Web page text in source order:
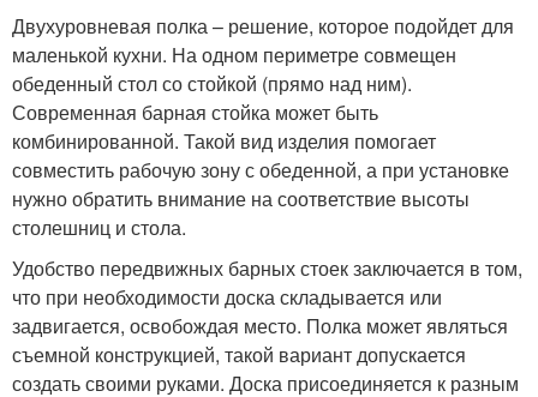
Двухуровневая полка – решение, которое подойдет для
маленькой кухни. На одном периметре совмещен
обеденный стол со стойкой (прямо над ним).
Современная барная стойка может быть
комбинированной. Такой вид изделия помогает
совместить рабочую зону с обеденной, а при установке
нужно обратить внимание на соответствие высоты
столешниц и стола.
Удобство передвижных барных стоек заключается в том,
что при необходимости доска складывается или
задвигается, освобождая место. Полка может являться
съемной конструкцией, такой вариант допускается
создать своими руками. Доска присоединяется к разным